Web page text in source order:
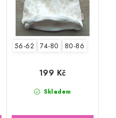
56-62 74-80 80-86
Skladem
199 Kč